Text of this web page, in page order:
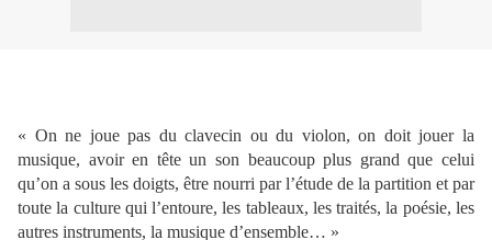
« On ne joue pas du clavecin ou du violon, on doit jouer la
musique, avoir en tête un son beaucoup plus grand que celui
qu’on a sous les doigts, être nourri par l’étude de la partition et par
toute la culture qui l’entoure, les tableaux, les traités, la poésie, les
autres instruments, la musique d’ensemble… »